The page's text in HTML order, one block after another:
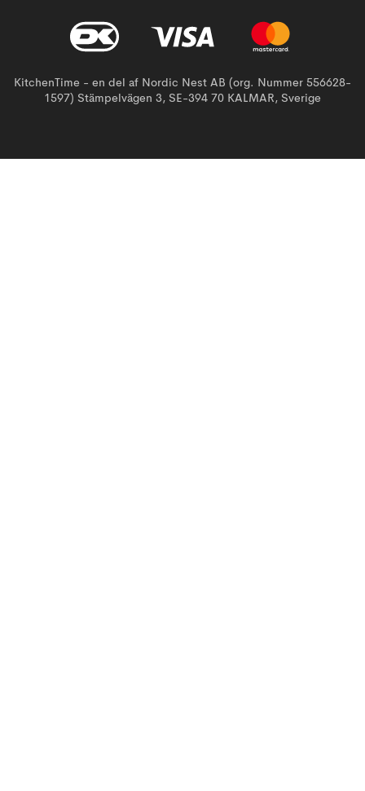
KitchenTime - en del af Nordic Nest AB (org. Nummer 556628-
1597) Stämpelvägen 3, SE-394 70 KALMAR, Sverige